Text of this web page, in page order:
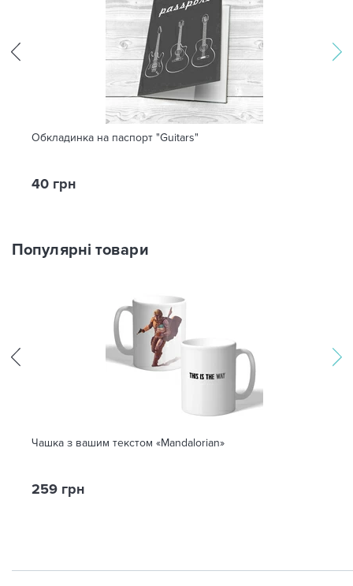
Обкладинка на паспорт "Guitars"
40 грн
Популярні товари
Чашка з вашим текстом «Mandalorian»
259 грн